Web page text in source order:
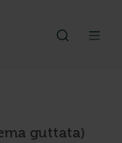
guttata)